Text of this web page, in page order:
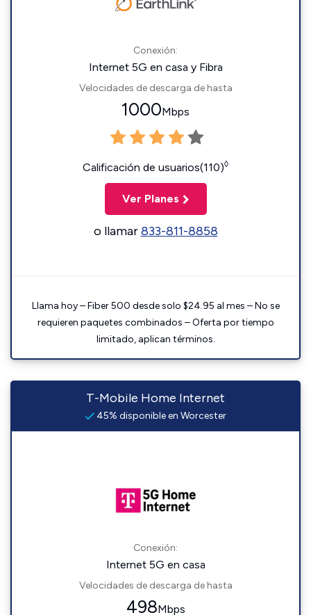
Conexión:
Internet 5G en casa y Fibra
Velocidades de descarga de hasta
1000Mbps
Calificación de usuarios(110)◊
Ver Planes
o llamar833-811-8858
Llama hoy – Fiber 500 desde solo $24.95 al mes – No se
requieren paquetes combinados – Oferta por tiempo
limitado, aplican términos.
T-Mobile Home Internet
45% disponible en Worcester
Conexión:
Internet 5G en casa
Velocidades de descarga de hasta
498Mbps